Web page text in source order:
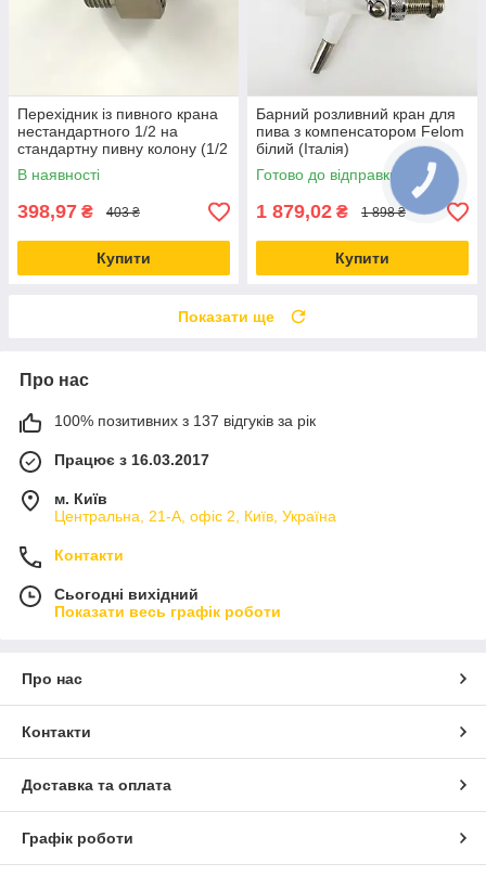
Перехідник із пивного крана
нестандартного 1/2 на
стандартну пивну колону (1/2
мама — 5/8 тато)
В наявності
398,97 ₴ 403 ₴
Купити
Барний розливний кран для
пива з компенсатором Felom
білий (Італія)
Готово до відправки
1 879,02 ₴ 1 898 ₴
Купити
Показати ще
Про нас
100% позитивних з 137 відгуків за рік
Працює з 16.03.2017
м. Київ
Центральна, 21-А, офіс 2, Київ, Україна
Контакти
Сьогодні вихідний
Показати весь графік роботи
Про нас
Контакти
Доставка та оплата
Графік роботи